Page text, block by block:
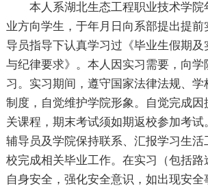
本人系湖北生态工程职业技术学
业方向学生，于年月日向系部提出提
导员指导下认真学习过《毕业生假期
与纪律要求》。本人因实习需要，向
习。实习期间，遵守国家法律法规、
制度，自觉维护学院形象。自觉完成因
关课程，期末考试须如期返校参加考试
辅导员及学院保持联系、汇报学习生活
校完成相关毕业工作。在实习（包括路
自身安全，强化安全意识，如出现安全